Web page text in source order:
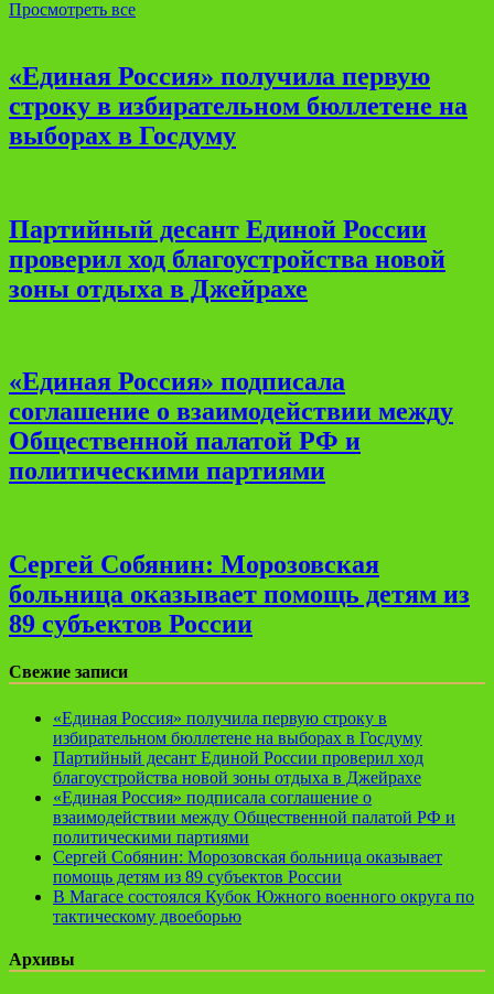
Просмотреть все
«Единая Россия» получила первую
строку в избирательном бюллетене на
выборах в Госдуму
Партийный десант Единой России
проверил ход благоустройства новой
зоны отдыха в Джейрахе
«Единая Россия» подписала
соглашение о взаимодействии между
Общественной палатой РФ и
политическими партиями
Сергей Собянин: Морозовская
больница оказывает помощь детям из
89 субъектов России
Свежие записи
«Единая Россия» получила первую строку в
избирательном бюллетене на выборах в Госдуму
Партийный десант Единой России проверил ход
благоустройства новой зоны отдыха в Джейрахе
«Единая Россия» подписала соглашение о
взаимодействии между Общественной палатой РФ и
политическими партиями
Сергей Собянин: Морозовская больница оказывает
помощь детям из 89 субъектов России
В Магасе состоялся Кубок Южного военного округа по
тактическому двоеборью
Архивы